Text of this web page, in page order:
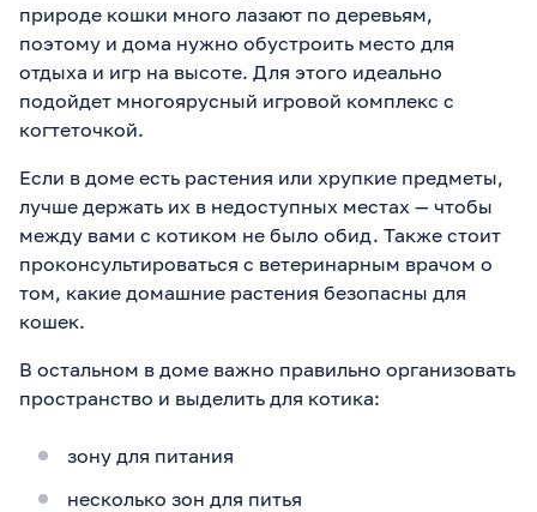
природе кошки много лазают по деревьям,
поэтому и дома нужно обустроить место для
отдыха и игр на высоте. Для этого идеально
подойдет многоярусный игровой комплекс с
когтеточкой.
Если в доме есть растения или хрупкие предметы,
лучше держать их в недоступных местах — чтобы
между вами с котиком не было обид. Также стоит
проконсультироваться с ветеринарным врачом о
том, какие домашние растения безопасны для
кошек.
В остальном в доме важно правильно организовать
пространство и выделить для котика:
зону для питания
несколько зон для питья